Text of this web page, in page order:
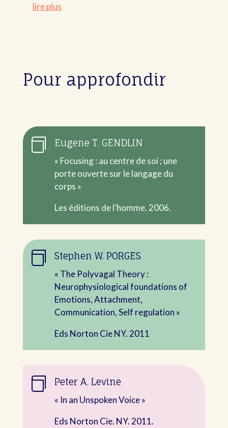
lire plus
Pour approfondir
 Eugene T. GENDLIN
« Focusing : au centre de soi ; une
porte ouverte sur le langage du
corps »
Les éditions de l’homme. 2006.
 Stephen W. PORGES
« The Polyvagal Theory :
Neurophysiological foundations of
Emotions, Attachment,
Communication, Self regulation »
Eds Norton Cie NY. 2011
 Peter A. Levine
« In an Unspoken Voice »
Eds Norton Cie. NY. 2011.